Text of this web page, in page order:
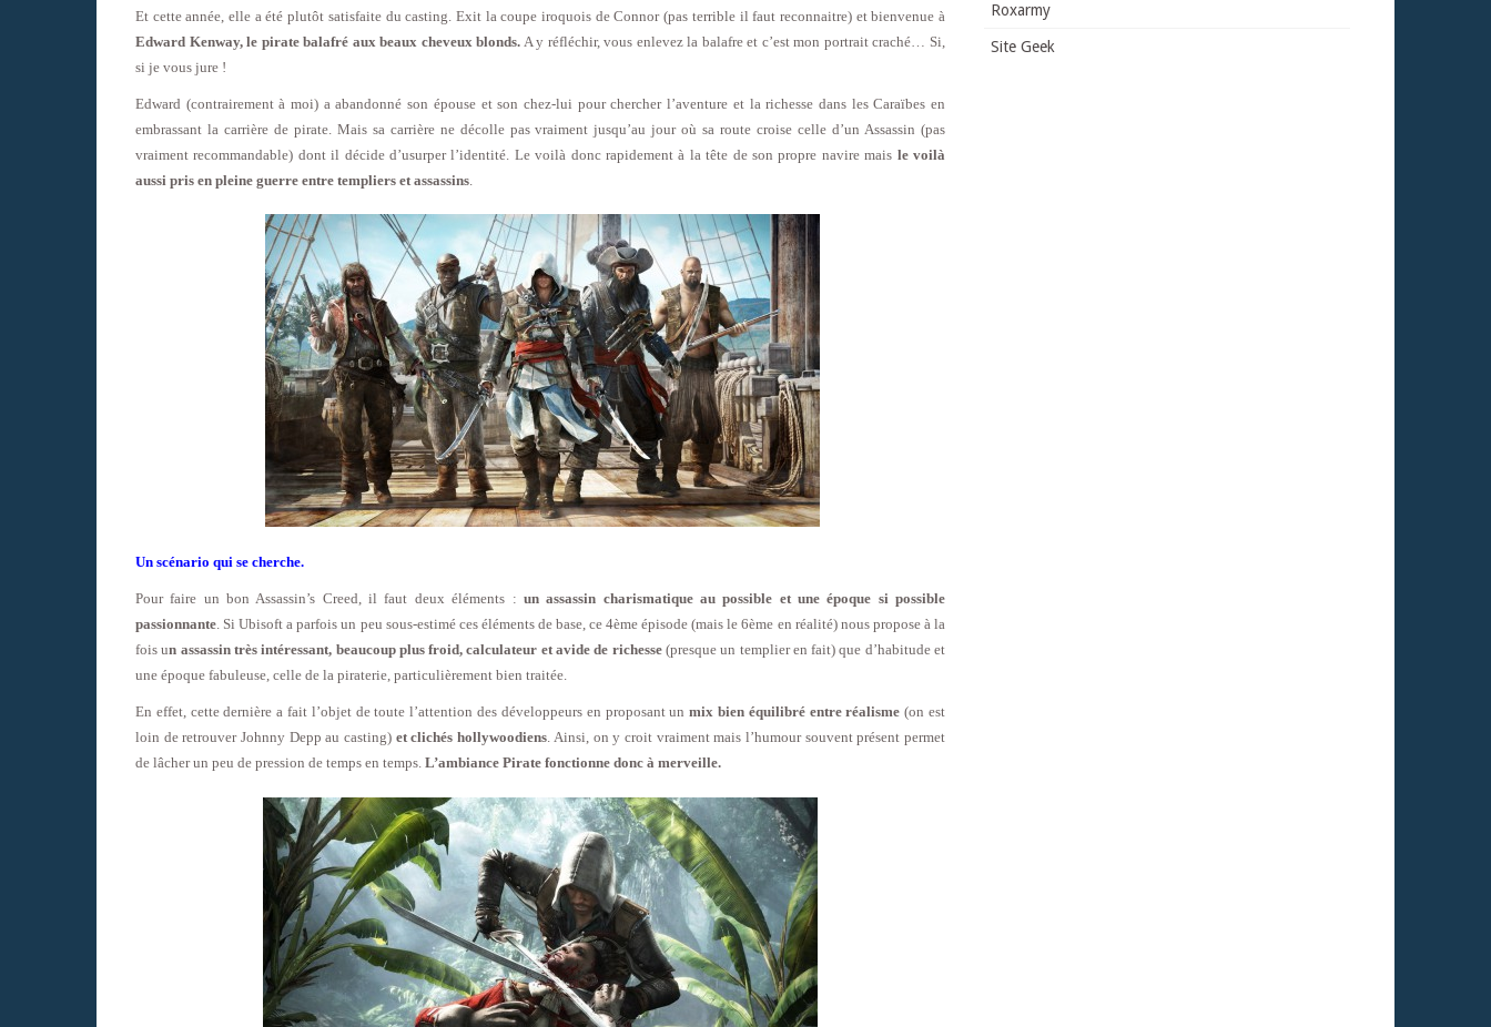
Et cette année, elle a été plutôt satisfaite du casting. Exit la coupe iroquois de Connor (pas terrible il faut reconnaitre) et bienvenue à
Edward Kenway, le pirate balafré aux beaux cheveux blonds. A y réfléchir, vous enlevez la balafre et c’est mon portrait craché… Si,
si je vous jure !
Edward (contrairement à moi) a abandonné son épouse et son chez-lui pour chercher l’aventure et la richesse dans les Caraïbes en
embrassant la carrière de pirate. Mais sa carrière ne décolle pas vraiment jusqu’au jour où sa route croise celle d’un Assassin (pas
vraiment recommandable) dont il décide d’usurper l’identité. Le voilà donc rapidement à la tête de son propre navire mais le voilà
aussi pris en pleine guerre entre templiers et assassins
Un scénario qui se cherche.
Pour faire un bon Assassin’s Creed, il faut deux éléments : un assassin charismatique au possible et une époque si possible
passionnante. Si Ubisoft a parfois un peu sous-estimé ces éléments de base, ce 4ème épisode (mais le 6ème en réalité) nous propose à la
fois un assassin très intéressant, beaucoup plus froid, calculateur et avide de richesse(presque un templier en fait) que d’habitude et
une époque fabuleuse, celle de la piraterie, particulièrement bien traitée.
En effet, cette dernière a fait l’objet de toute l’attention des développeurs en proposant unmix bien équilibré entre réalisme (on est
loin de retrouver Johnny Depp au casting) et clichés hollywoodiens. Ainsi, on y croit vraiment mais l’humour souvent présent permet
de lâcher un peu de pression de temps en temps. L’ambiance Pirate fonctionne donc à merveille.
Roxarmy
Site Geek